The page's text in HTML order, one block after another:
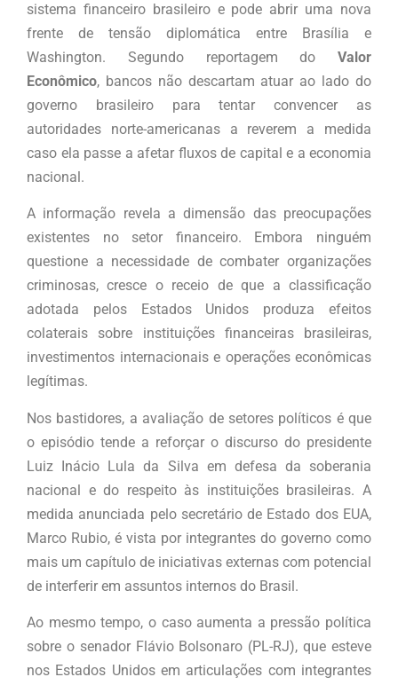
sistema financeiro brasileiro e pode abrir uma nova
frente de tensão diplomática entre Brasília e
Washington. Segundo reportagem do Valor
Econômico, bancos não descartam atuar ao lado do
governo brasileiro para tentar convencer as
autoridades norte-americanas a reverem a medida
caso ela passe a afetar fluxos de capital e a economia
nacional.
A informação revela a dimensão das preocupações
existentes no setor financeiro. Embora ninguém
questione a necessidade de combater organizações
criminosas, cresce o receio de que a classificação
adotada pelos Estados Unidos produza efeitos
colaterais sobre instituições financeiras brasileiras,
investimentos internacionais e operações econômicas
legítimas.
Nos bastidores, a avaliação de setores políticos é que
o episódio tende a reforçar o discurso do presidente
Luiz Inácio Lula da Silva em defesa da soberania
nacional e do respeito às instituições brasileiras. A
medida anunciada pelo secretário de Estado dos EUA,
Marco Rubio, é vista por integrantes do governo como
mais um capítulo de iniciativas externas com potencial
de interferir em assuntos internos do Brasil.
Ao mesmo tempo, o caso aumenta a pressão política
sobre o senador Flávio Bolsonaro (PL-RJ), que esteve
nos Estados Unidos em articulações com integrantes